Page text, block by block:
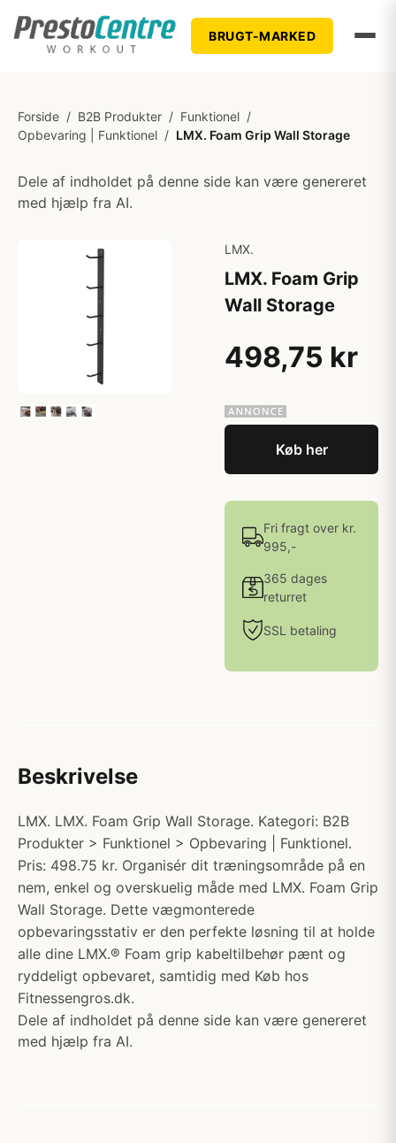
BRUGT-MARKED
Forside / B2B Produkter / Funktionel /
Opbevaring | Funktionel / LMX. Foam Grip Wall Storage
Dele af indholdet på denne side kan være genereret
med hjælp fra AI.
LMX.
LMX. Foam Grip
Wall Storage
498,75 kr
Køb her
Fri fragt over kr.
995,-
365 dages
returret
SSL betaling
Beskrivelse
LMX. LMX. Foam Grip Wall Storage. Kategori: B2B
Produkter > Funktionel > Opbevaring | Funktionel.
Pris: 498.75 kr. Organisér dit træningsområde på en
nem, enkel og overskuelig måde med LMX. Foam Grip
Wall Storage. Dette vægmonterede
opbevaringsstativ er den perfekte løsning til at holde
alle dine LMX.® Foam grip kabeltilbehør pænt og
ryddeligt opbevaret, samtidig med Køb hos
Fitnessengros.dk.
Dele af indholdet på denne side kan være genereret
med hjælp fra AI.